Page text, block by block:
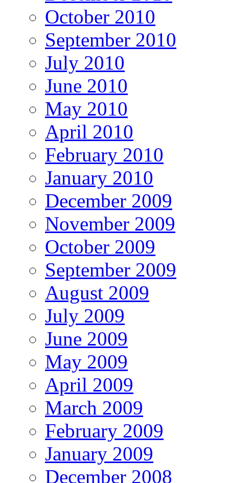
October 2010
September 2010
July 2010
June 2010
May 2010
April 2010
February 2010
January 2010
December 2009
November 2009
October 2009
September 2009
August 2009
July 2009
June 2009
May 2009
April 2009
March 2009
February 2009
January 2009
December 2008